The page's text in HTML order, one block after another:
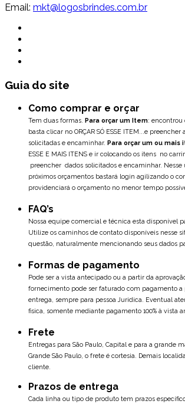
Email: mkt@logosbrindes.com.br
Guia do site
Como comprar e orçar
Tem duas formas. Para orçar um Item: encontrou
basta clicar no ORÇAR SÓ ESSE ITEM...e preencher
solicitadas e encaminhar. Para orçar um ou mais
ESSE E MAIS ITENS e ir colocando os itens no
preencher dados solicitados e encaminhar. Nesse
próximos orçamentos bastará login agilizando o
providenciará o orçamento no menor tempo
FAQ’s
Nossa equipe comercial e técnica esta disponível
Utilize os caminhos de contato disponíveis nesse
questão, naturalmente mencionando seus dados
Formas de pagamento
Pode ser a vista antecipado ou a partir da
fornecimento pode ser faturado com pagamento a
entrega, sempre para pessoa Juridica. Eventual
fisica, somente mediante pagamento 100% à vista
Frete
Entregas para São Paulo, Capital e para a grande
Grande São Paulo, o frete é cortesia. Demais
cliente.
Prazos de entrega
Cada linha ou tipo de produto tem prazos